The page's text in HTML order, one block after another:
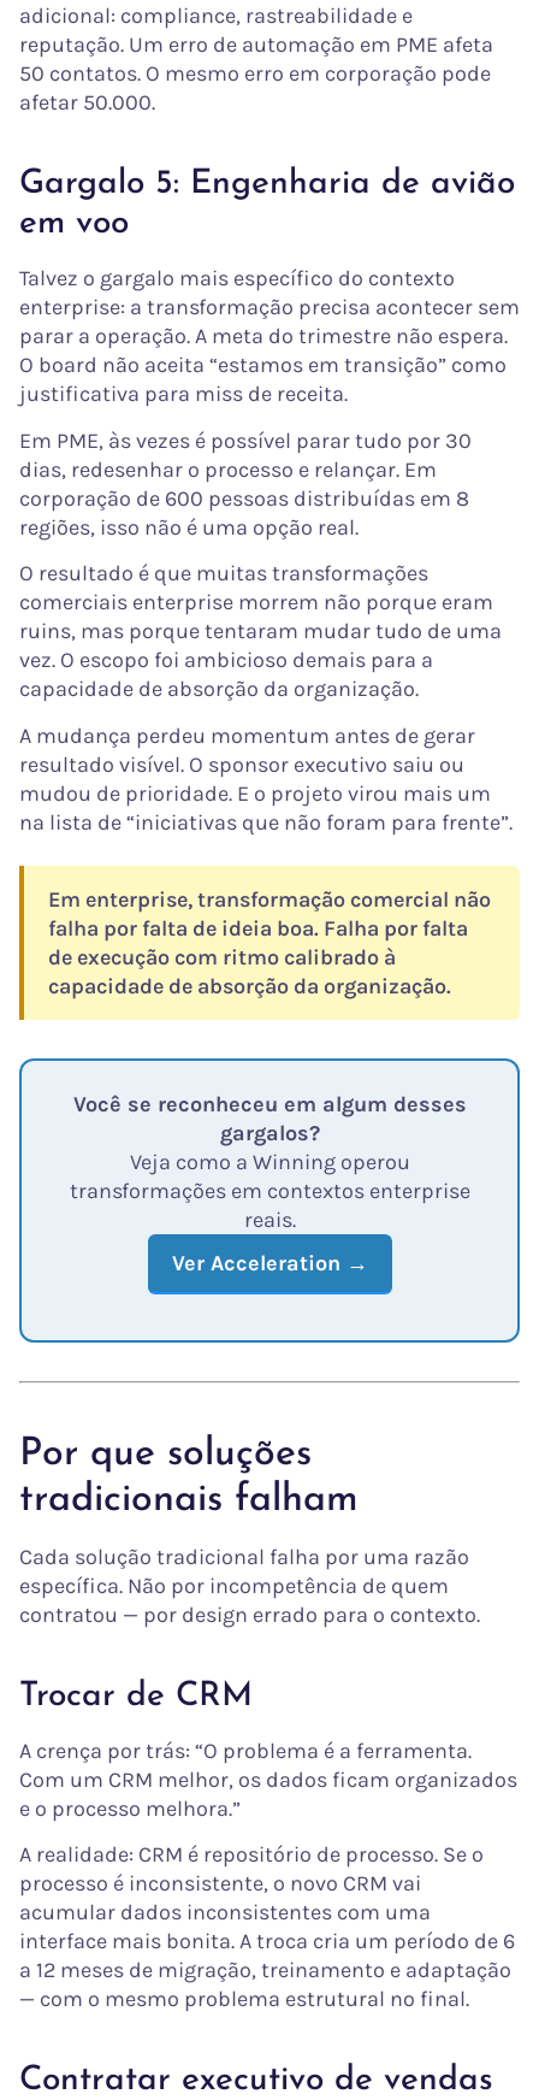
adicional: compliance, rastreabilidade e
reputação. Um erro de automação em PME afeta
50 contatos. O mesmo erro em corporação pode
afetar 50.000.
Gargalo 5: Engenharia de avião
em voo
Talvez o gargalo mais específico do contexto
enterprise: a transformação precisa acontecer sem
parar a operação. A meta do trimestre não espera.
O board não aceita “estamos em transição” como
justificativa para miss de receita.
Em PME, às vezes é possível parar tudo por 30
dias, redesenhar o processo e relançar. Em
corporação de 600 pessoas distribuídas em 8
regiões, isso não é uma opção real.
O resultado é que muitas transformações
comerciais enterprise morrem não porque eram
ruins, mas porque tentaram mudar tudo de uma
vez. O escopo foi ambicioso demais para a
capacidade de absorção da organização.
A mudança perdeu momentum antes de gerar
resultado visível. O sponsor executivo saiu ou
mudou de prioridade. E o projeto virou mais um
na lista de “iniciativas que não foram para frente”.
Em enterprise, transformação comercial não
falha por falta de ideia boa. Falha por falta
de execução com ritmo calibrado à
capacidade de absorção da organização.
Você se reconheceu em algum desses
gargalos?
Veja como a Winning operou
transformações em contextos enterprise
reais.
Ver Acceleration →
Por que soluções
tradicionais falham
Cada solução tradicional falha por uma razão
específica. Não por incompetência de quem
contratou — por design errado para o contexto.
Trocar de CRM
A crença por trás: “O problema é a ferramenta.
Com um CRM melhor, os dados ficam organizados
e o processo melhora.”
A realidade: CRM é repositório de processo. Se o
processo é inconsistente, o novo CRM vai
acumular dados inconsistentes com uma
interface mais bonita. A troca cria um período de 6
a 12 meses de migração, treinamento e adaptação
— com o mesmo problema estrutural no final.
Contratar executivo de vendas